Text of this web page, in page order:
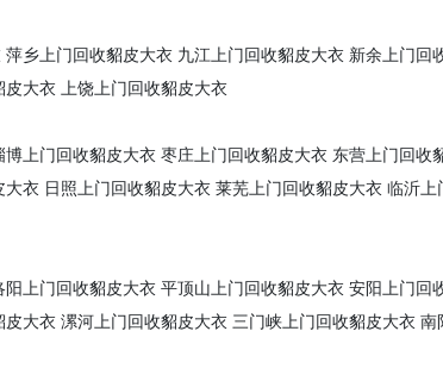
萍乡上门回收貂皮大衣 九江上门回收貂皮大衣 新余上门回
皮大衣 上饶上门回收貂皮大衣
博上门回收貂皮大衣 枣庄上门回收貂皮大衣 东营上门回收
大衣 日照上门回收貂皮大衣 莱芜上门回收貂皮大衣 临沂上
阳上门回收貂皮大衣 平顶山上门回收貂皮大衣 安阳上门回
皮大衣 漯河上门回收貂皮大衣 三门峡上门回收貂皮大衣 南